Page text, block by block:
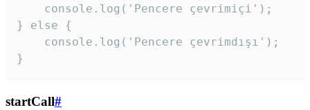
    console.log('Pencere çevrimiçi');
} else {
    console.log('Pencere çevrimdışı');
}
startCall#